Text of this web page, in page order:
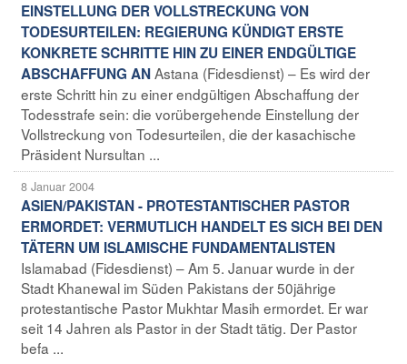
EINSTELLUNG DER VOLLSTRECKUNG VON
TODESURTEILEN: REGIERUNG KÜNDIGT ERSTE
KONKRETE SCHRITTE HIN ZU EINER ENDGÜLTIGE
ABSCHAFFUNG ANAstana (Fidesdienst) – Es wird der
erste Schritt hin zu einer endgültigen Abschaffung der
Todesstrafe sein: die vorübergehende Einstellung der
Vollstreckung von Todesurteilen, die der kasachische
Präsident Nursultan ...
8 Januar 2004
ASIEN/PAKISTAN - PROTESTANTISCHER PASTOR
ERMORDET: VERMUTLICH HANDELT ES SICH BEI DEN
TÄTERN UM ISLAMISCHE FUNDAMENTALISTEN
Islamabad (Fidesdienst) – Am 5. Januar wurde in der
Stadt Khanewal im Süden Pakistans der 50jährige
protestantische Pastor Mukhtar Masih ermordet. Er war
seit 14 Jahren als Pastor in der Stadt tätig. Der Pastor
befa ...